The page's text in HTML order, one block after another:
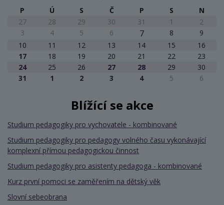
P
Ú S Č P S
N
27
28 29 30 31 1
2
3
4 5 6 7 8
9
10
11 12 13 14 15
16
17
18 19 20 21 22
23
24
25 26 27 28 29
30
31
1 2 3 4 5 6
Blížící se akce
Studium pedagogiky pro vychovatele - kombinované
Studium pedagogiky pro pedagogy volného času vykonávající
komplexní přímou pedagogickou činnost
Studium pedagogiky pro asistenty pedagoga - kombinované
Kurz první pomoci se zaměřením na dětský věk
Slovní sebeobrana